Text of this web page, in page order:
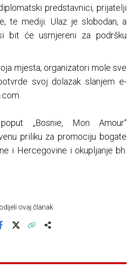
predstavnici, prijatelji
te mediji. Ulaz je slobodan, a
bit će usmjereni za podršku
mjesta, organizatori mole sve
svoj dolazak slanjem e-
.
„Bosnie, Mon Amour“
priliku za promociju bogate
i Hercegovine i okupljanje bh.
ovaj članak